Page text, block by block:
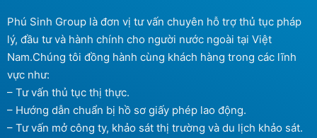
Phú Sinh Group là đơn vị tư vấn chuyên hỗ trợ thủ tục pháp
lý, đầu tư và hành chính cho người nước ngoài tại Việt
Nam.Chúng tôi đồng hành cùng khách hàng trong các lĩnh
vực như:
– Tư vấn thủ tục thị thực.
– Hướng dẫn chuẩn bị hồ sơ giấy phép lao động.
– Tư vấn mở công ty, khảo sát thị trường và du lịch khảo sát.